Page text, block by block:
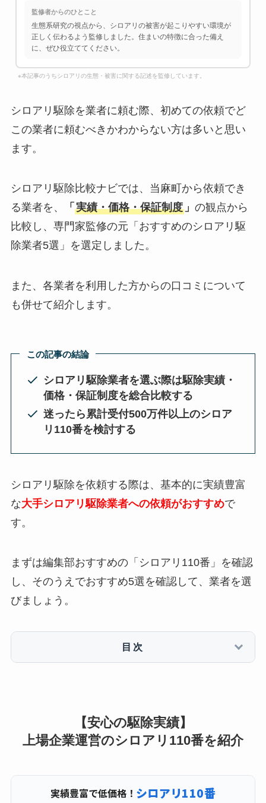
監修者からのひとこと
生態系研究の視点から、シロアリの被害が起こりやすい環境が
正しく伝わるよう監修しました。住まいの特徴に合った備え
に、ぜひ役立ててください。
※本記事のうちシロアリの生態・被害に関する記述を監修しています。
シロアリ駆除を業者に頼む際、初めての依頼でど
この業者に頼むべきかわからない方は多いと思い
ます。
シロアリ駆除比較ナビでは、当麻町から依頼でき
る業者を、
「 実績・価格・保証制度」 の観点から
比較し、専門家監修の元「おすすめのシロアリ駆
除業者5選」を選定しました。
また、各業者を利用した方からの口コミについて
も併せて紹介します。
この記事の結論
シロアリ駆除業者を選ぶ際は駆除実績・
価格・保証制度を総合比較する
迷ったら累計受付500万件以上のシロア
リ110番を検討する
シロアリ駆除を依頼する際は、基本的に実績豊富
な大手シロアリ駆除業者への依頼がおすすめで
す。
まずは編集部おすすめの「シロアリ110番」を確認
し、そのうえでおすすめ5選を確認して、業者を選
びましょう。
目次
【安心の駆除実績】
上場企業運営のシロアリ110番を紹介
実績豊富で低価格！ シロアリ110番